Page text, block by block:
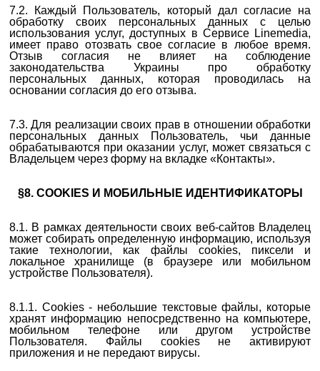
7.2. Каждый Пользователь, который дал согласие на
обработку своих персональных данных с целью
использования услуг, доступных в Сервисе Linemedia,
имеет право отозвать свое согласие в любое время.
Отзыв согласия не влияет на соблюдение
законодательства Украины про обработку
персональных данных, которая проводилась на
основании согласия до его отзыва.
7.3. Для реализации своих прав в отношении обработки
персональных данных Пользователь, чьи данные
обрабатываются при оказании услуг, может связаться с
Владельцем через форму на вкладке «Контакты».
§8. COOKIES И МОБИЛЬНЫЕ ИДЕНТИФИКАТОРЫ
8.1. В рамках деятельности своих веб-сайтов Владелец
может собирать определенную информацию, используя
такие технологии, как файлы cookies, пиксели и
локальное хранилище (в браузере или мобильном
устройстве Пользователя).
8.1.1. Cookies - небольшие текстовые файлы, которые
хранят информацию непосредственно на компьютере,
мобильном телефоне или другом устройстве
Пользователя. Файлы cookies не активируют
приложения и не передают вирусы.